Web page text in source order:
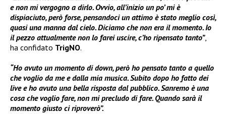
e non mi vergogno a dirlo. Ovvio, all’inizio un po’ mi è
dispiaciuto, però forse, pensandoci un attimo è stato meglio così,
quasi una manna dal cielo. Diciamo che non era il momento. Io
il pezzo attualmente non lo farei uscire, c’ho ripensato tanto”,
ha confidato TrigNO.
“Ho avuto un momento di down, però ho pensato tanto a quello
che voglio da me e dalla mia musica. Subito dopo ho fatto dei
live e ho avuto una bella risposta dal pubblico. Sanremo è una
cosa che voglio fare, non mi precludo di fare. Quando sarà il
momento giusto ci riproverò”.